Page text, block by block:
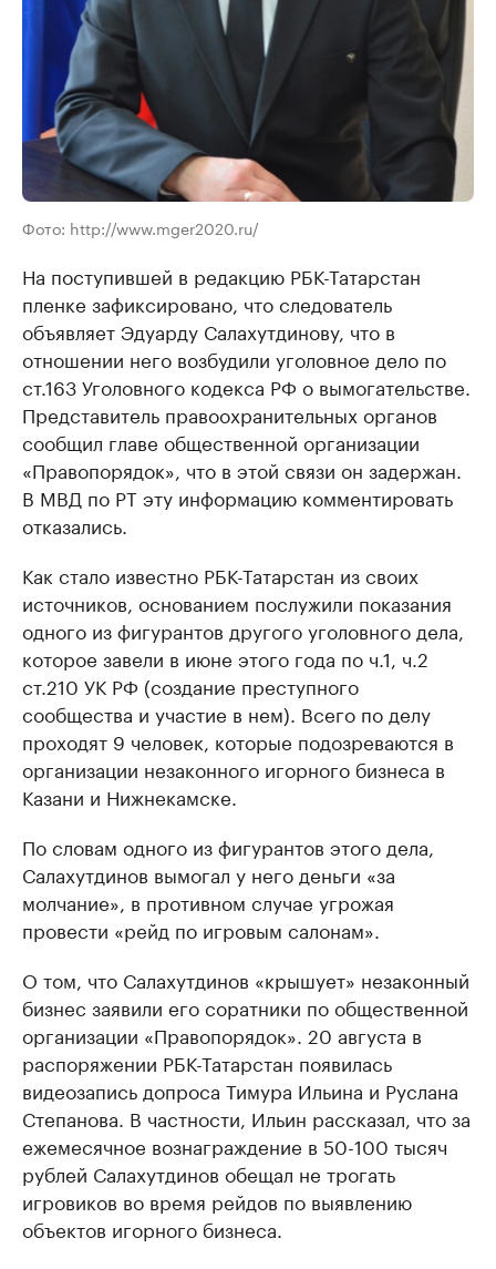
Фото: http://www.mger2020.ru/
На поступившей в редакцию РБК-Татарстан
пленке зафиксировано, что следователь
объявляет Эдуарду Салахутдинову, что в
отношении него возбудили уголовное дело по
ст.163 Уголовного кодекса РФ о вымогательстве.
Представитель правоохранительных органов
сообщил главе общественной организации
«Правопорядок», что в этой связи он задержан.
В МВД по РТ эту информацию комментировать
отказались.
Как стало известно РБК-Татарстан из своих
источников, основанием послужили показания
одного из фигурантов другого уголовного дела,
которое завели в июне этого года по ч.1, ч.2
ст.210 УК РФ (создание преступного
сообщества и участие в нем). Всего по делу
проходят 9 человек, которые подозреваются в
организации незаконного игорного бизнеса в
Казани и Нижнекамске.
По словам одного из фигурантов этого дела,
Салахутдинов вымогал у него деньги «за
молчание», в противном случае угрожая
провести «рейд по игровым салонам».
О том, что Салахутдинов «крышует» незаконный
бизнес заявили его соратники по общественной
организации «Правопорядок». 20 августа в
распоряжении РБК-Татарстан появилась
видеозапись допроса Тимура Ильина и Руслана
Степанова. В частности, Ильин рассказал, что за
ежемесячное вознаграждение в 50-100 тысяч
рублей Салахутдинов обещал не трогать
игровиков во время рейдов по выявлению
объектов игорного бизнеса.